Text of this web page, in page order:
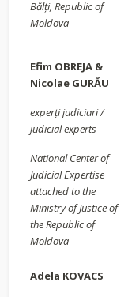
Bălți, Republic of
Moldova
Efim OBREJA &
Nicolae GURĂU
experţi judiciari /
judicial experts
National Center of
Judicial Expertise
attached to the
Ministry of Justice of
the Republic of
Moldova
Adela KOVACS